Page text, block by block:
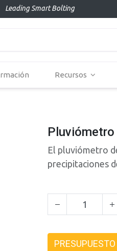
Leading Smart Bolting
Recursos
El pluviómetro
precipitaciones